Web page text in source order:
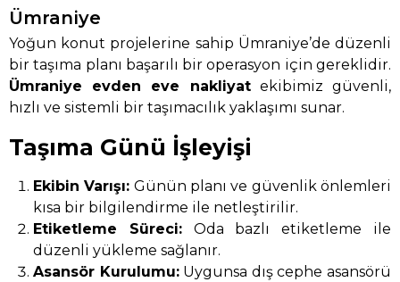
Ümraniye
Yoğun konut projelerine sahip Ümraniye’de düzenli
bir taşıma planı başarılı bir operasyon için gereklidir.
Ümraniye evden eve nakliyatekibimiz güvenli,
hızlı ve sistemli bir taşımacılık yaklaşımı sunar.
Taşıma Günü İşleyişi
Ekibin Varışı: Günün planı ve güvenlik önlemleri
kısa bir bilgilendirme ile netleştirilir.
Etiketleme Süreci:Oda bazlı etiketleme ile
düzenli yükleme sağlanır.
Asansör Kurulumu:Uygunsa dış cephe asansörü